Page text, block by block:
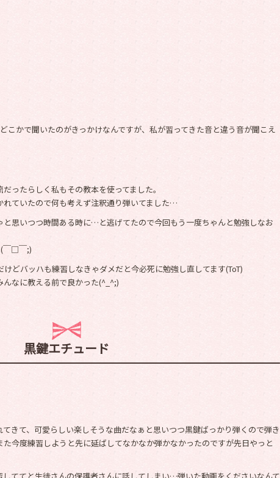
こかで聞いたのがきっかけなんですが、私が習ってきた音と違う音が聞こえ
ったらしく私もその教本を使ってました。
ていたので何も考えず注釈通り弾いてました…
思いつつ時間ある時に…と逃げてたので今回もう一度ちゃんと勉強しなお
￣□￣;)
どバッハも練習しなきゃダメだと今必死に勉強し直してます(ToT)
なに教える前で良かった(^_^;)
黒鍵エチュード
きて、可愛らしい楽しそうな曲だなぁと思いつつ黒鍵ばっかり弾くので弾き
今度練習しようと先に延ばしてなかなか弾かなかったのですが先日やっと